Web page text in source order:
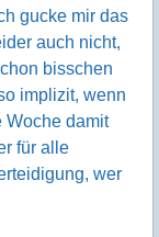
gucke mir das
auch nicht,
bisschen
implizit, wenn
Woche damit
für alle
wer